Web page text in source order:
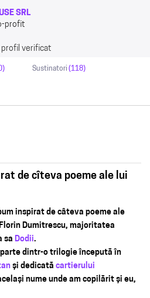
SRL
profit
verificat
Sustinatori (118)
de cîteva poeme ale lui
inspirat de câteva poeme ale
Dumitrescu, majoritatea
sa Dodii.
dintr-o trilogie începută în
și dedicată cartierului
nume unde am copilărit și eu,